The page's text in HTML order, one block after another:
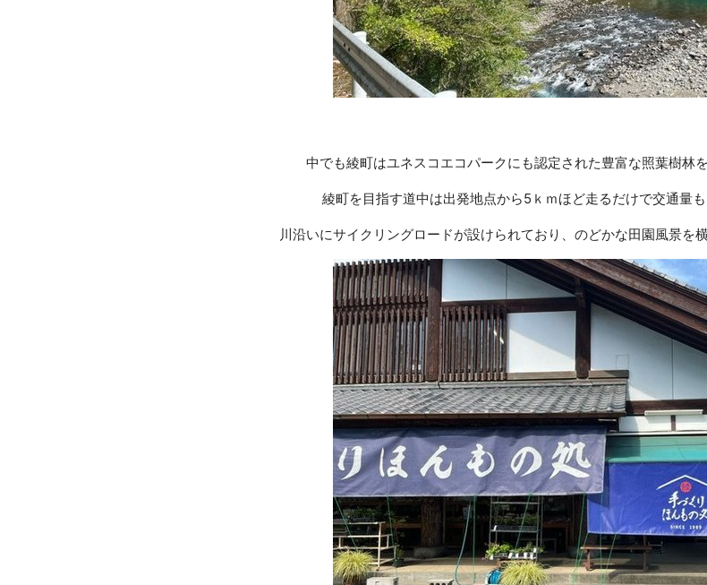
中でも綾町はユネスコエコパークにも認定された豊富な照葉樹林
綾町を目指す道中は出発地点から5ｋｍほど走るだけで交通量も
川沿いにサイクリングロードが設けられており、のどかな田園風景を